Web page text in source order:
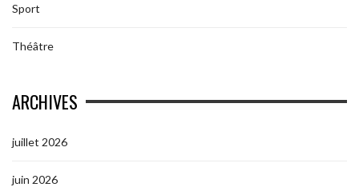
Sport
Théâtre
ARCHIVES
juillet 2026
juin 2026